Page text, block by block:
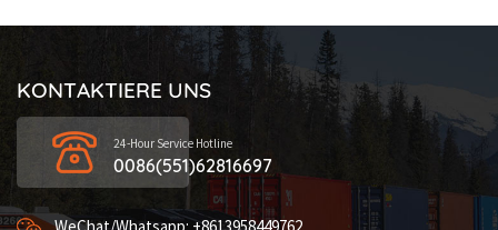
KONTAKTIERE UNS
24-Hour Service Hotline
0086(551)62816697